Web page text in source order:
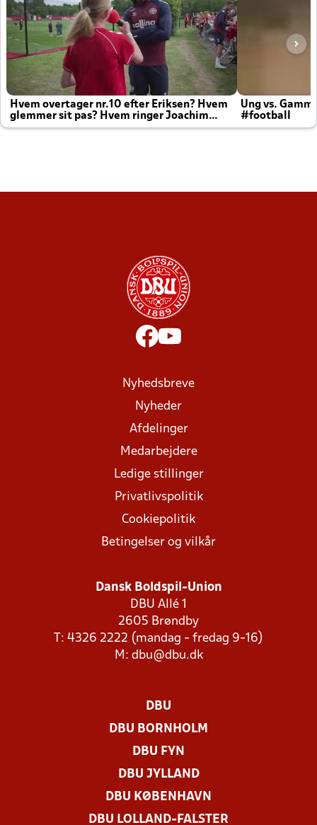
Hvem overtager nr.10 efter Eriksen? Hvem
glemmer sit pas? Hvem ringer Joachim
altid til efter kampe?
Ung vs.
#football
Nyhedsbreve
Nyheder
Afdelinger
Medarbejdere
Ledige stillinger
Privatlivspolitik
Cookiepolitik
Betingelser og vilkår
Dansk Boldspil-Union
DBU Allé 1
2605 Brøndby
T: 4326 2222 (mandag - fredag 9-16)
M: dbu@dbu.dk
DBU
DBU BORNHOLM
DBU FYN
DBU JYLLAND
DBU KØBENHAVN
DBU LOLLAND-FALSTER